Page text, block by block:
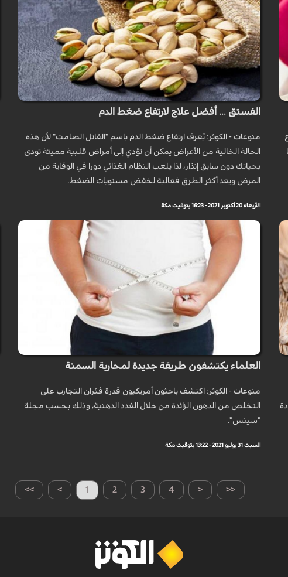
الفستق ... أفضل علاج لارتفاع ضغط الدم
منوعات - الكوثر: يُعرف ارتفاع ضغط الدم باسم "القاتل الصامت" لأن هذه
الحالة الخالية من الأعراض يمكن أن تؤدي إلى أمراض قلبية مميتة تودى
بحياتك دون سابق إنذار، لذا يلعب النظام الغذائي دورا في الوقاية من
المرض ويعد أكثر الطرق فعالية لخفض مستويات الضغط.
الأربعاء 20 أكتوبر 2021 - 16:23 بتوقيت مكة
العلماء يكتشفون طريقة جديدة لمحاربة السمنة
منوعات - الكوثر: اكتشف باحثون أمريكيون قدرة فئران التجارب على
التخلص من الدهون الزائدة من خلال الغدد الدهنية، وذلك بحسب مجلة
"سينس".
السبت 31 يوليو 2021 - 13:22 بتوقيت مكة
>> > 1 2 3 4 < <<